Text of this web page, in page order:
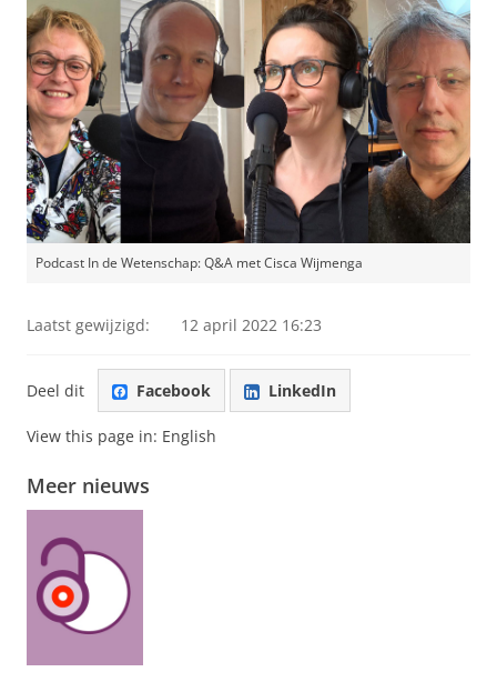
Podcast In de Wetenschap: Q&A met Cisca Wijmenga
Laatst gewijzigd: 12 april 2022 16:23
Deel dit Facebook LinkedIn
View this page in: English
Meer nieuws